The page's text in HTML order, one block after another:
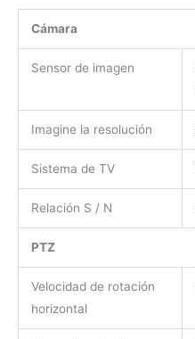
Cámara
Sensor de imagen
Imagine la resolución
Sistema de TV
Relación S / N
PTZ
Velocidad de rotación
horizontal